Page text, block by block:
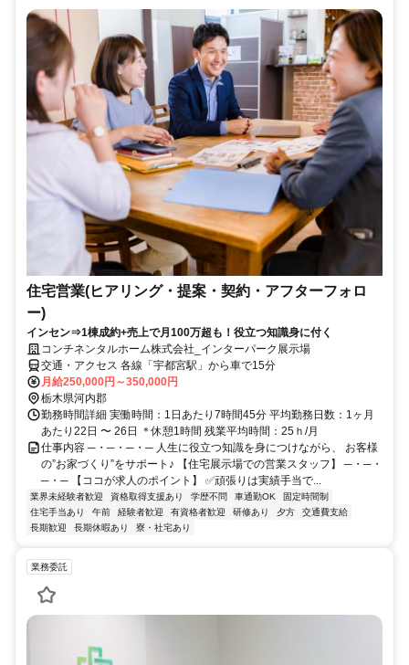
住宅営業(ヒアリング・提案・契約・アフターフォロ
ー)
インセン⇒1棟成約+売上で月100万超も！役立つ知識身に付く
コンチネンタルホーム株式会社_インターパーク展示場
交通・アクセス 各線「宇都宮駅」から車で15分
月給250,000円～350,000円
栃木県河内郡
勤務時間詳細 実働時間：1日あたり7時間45分 平均勤務日数：1ヶ月
あたり22日 〜 26日 ＊休憩1時間 残業平均時間：25ｈ/月
仕事内容 ─・─・─・─ 人生に役立つ知識を身につけながら、 お客様
の”お家づくり”をサポート♪ 【住宅展示場での営業スタッフ】 ─・─・
─・─ 【ココが求人のポイント】 ✅頑張りは実績手当で...
業界未経験者歓迎 資格取得支援あり 学歴不問 車通勤OK
固定時間制
住宅手当あり
午前 経験者歓迎 有資格者歓迎 研修あり 夕方
交通費支給
長期歓迎
長期休暇あり 寮・社宅あり
業務委託